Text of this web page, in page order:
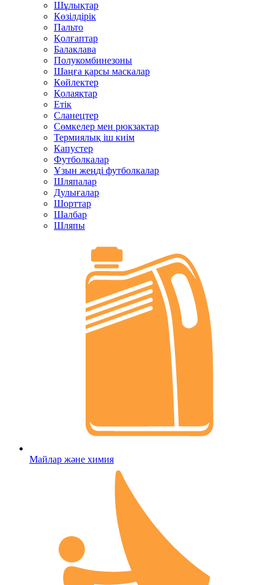
Шұлықтар
Көзілдірік
Пальто
Қолғаптар
Балаклава
Полукомбинезоны
Шаңға қарсы маскалар
Көйлектер
Қолаяқтар
Етік
Сланецтер
Сөмкелер мен рюкзактар
Термиялық іш киім
Капустер
Футболкалар
Ұзын жеңді футболкалар
Шляпалар
Дулығалар
Шорттар
Шалбар
Шляпы
Майлар және химия